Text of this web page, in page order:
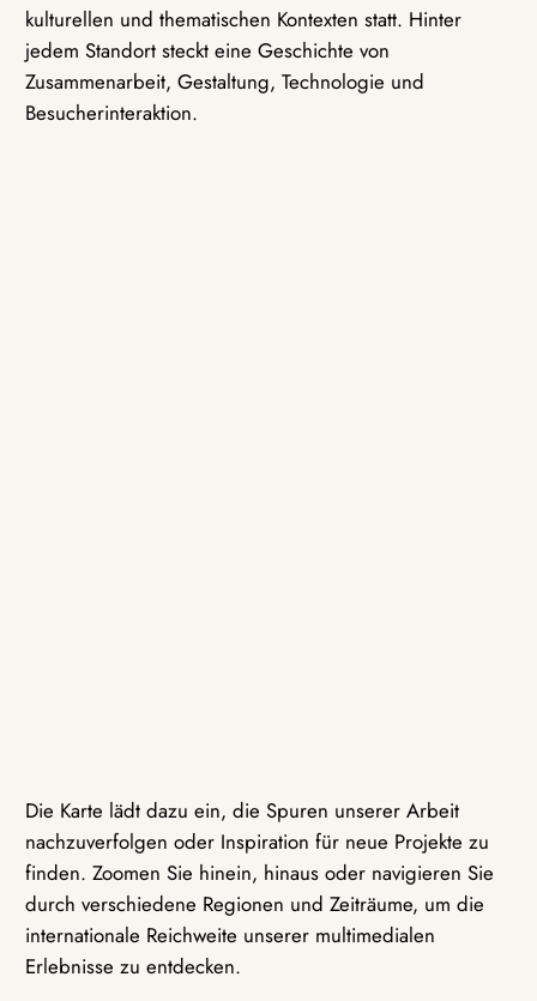
kulturellen und thematischen Kontexten statt. Hinter
jedem Standort steckt eine Geschichte von
Zusammenarbeit, Gestaltung, Technologie und
Besucherinteraktion.
Die Karte lädt dazu ein, die Spuren unserer Arbeit
nachzuverfolgen oder Inspiration für neue Projekte zu
finden. Zoomen Sie hinein, hinaus oder navigieren Sie
durch verschiedene Regionen und Zeiträume, um die
internationale Reichweite unserer multimedialen
Erlebnisse zu entdecken.